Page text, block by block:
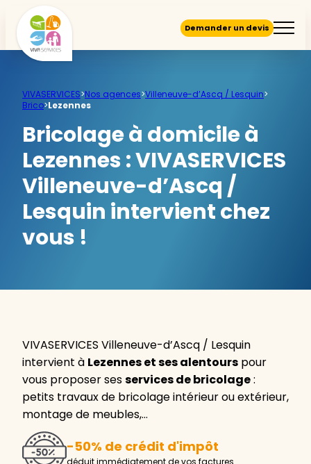
Demander un devis
VIVASERVICES>Nos agences>Villeneuve-d’Ascq / Lesquin>
Brico>Lezennes
Bricolage à domicile à
Lezennes :VIVASERVICES
Villeneuve-d’Ascq /
Lesquin intervient chez
vous !
VIVASERVICES Villeneuve-d’Ascq / Lesquin
intervient à Lezennes et ses alentours pour
vous proposer sesservices de bricolage:
petits travaux de bricolage intérieur ou extérieur,
montage de meubles,…
-50% de crédit d'impôt